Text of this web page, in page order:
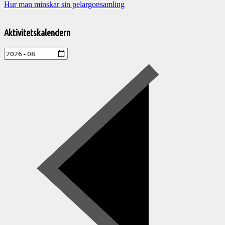
Hur man minskar sin pelargonsamling
till
aktiviteter
Aktivitetskalendern